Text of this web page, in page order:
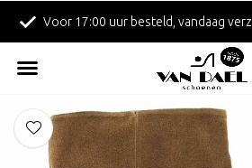
Voor 17:00 uur besteld, vandaag verzonden!